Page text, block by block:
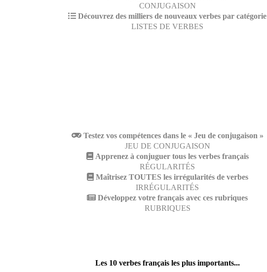
CONJUGAISON
Découvrez des milliers de nouveaux verbes par catégorie
LISTES DE VERBES
Testez vos compétences dans le « Jeu de conjugaison »
JEU DE CONJUGAISON
Apprenez à conjuguer tous les verbes français
RÉGULARITÉS
Maîtrisez TOUTES les irrégularités de verbes
IRRÉGULARITÉS
Développez votre français avec ces rubriques
RUBRIQUES
Les 10 verbes français les plus importants...